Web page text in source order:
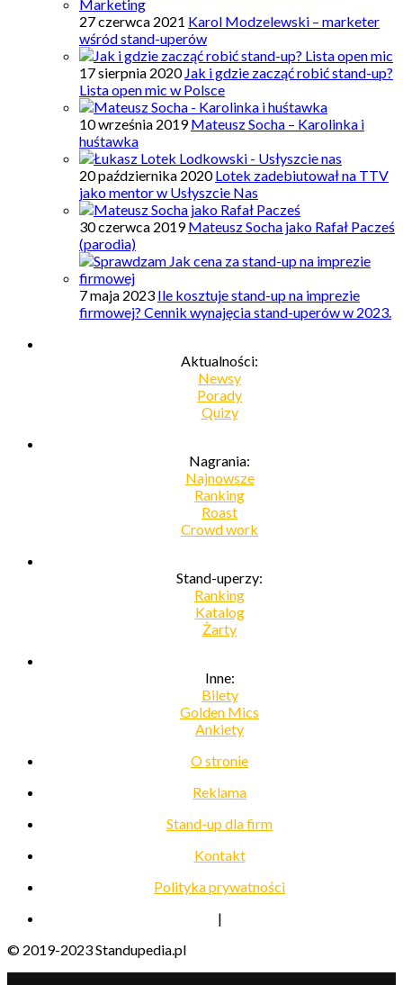
27 czerwca 2021 Karol Modzelewski – marketer
wśród stand-uperów
17 sierpnia 2020 Jak i gdzie zacząć robić stand-up?
Lista open mic w Polsce
10 września 2019 Mateusz Socha – Karolinka i
huśtawka
20 października 2020 Lotek zadebiutował na TTV
jako mentor w Usłyszcie Nas
30 czerwca 2019 Mateusz Socha jako Rafał Pacześ
(parodia)
7 maja 2023 Ile kosztuje stand-up na imprezie
firmowej? Cennik wynajęcia stand-uperów w 2023.
Aktualności:
Newsy
Porady
Quizy
Nagrania:
Najnowsze
Ranking
Roast
Crowd work
Stand-uperzy:
Ranking
Katalog
Żarty
Inne:
Bilety
Golden Mics
Ankiety
O stronie
Reklama
Stand-up dla firm
Kontakt
Polityka prywatności
|
© 2019-2023 Standupedia.pl